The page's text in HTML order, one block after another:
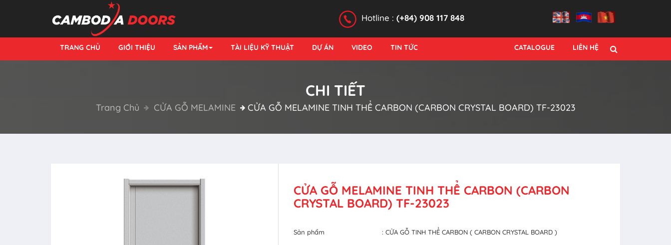
Hotline : (+84) 908 117 848
TRANG CHỦ GIỚI THIỆU SẢN PHẨM TÀI LIỆU KỸ THUẬT DỰ ÁN VIDEO TIN TỨC CATALOGUE LIÊN HỆ
CHI TIẾT
Trang Chủ CỬA GỖ MELAMINE CỬA GỖ MELAMINE TINH THỂ CARBON (CARBON CRYSTAL BOARD) TF-23023
CỬA GỖ MELAMINE TINH THỂ CARBON (CARBON
CRYSTAL BOARD) TF-23023
Sản phẩm : CỬA GỖ TINH THỂ CARBON ( CARBON CRYSTAL BOARD )